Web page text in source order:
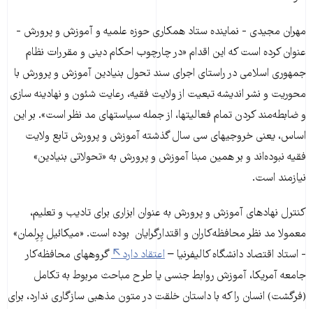
مهران مجیدی - نماینده ستاد همکاری حوزه علمیه و آموزش و پرورش -
عنوان کرده است که این اقدام «در چارچوب احکام دینی و مقررات نظام
جمهوری اسلامی در راستای اجرای سند تحول بنیادین آموزش و پرورش با
محوریت و نشر اندیشه تبعیت از ولایت فقیه، رعایت شئون و نهادینه سازی
و ضابطه‌مند کردن تمام فعالیت­ها، از جمله سیاست­های مد نظر است». بر این
اساس، یعنی خروجی­­های سی سال گذشته آموزش و پرورش تابع ولایت
فقیه نبوده‌اند و بر همین مبنا آموزش و پرورش به «تحولاتی بنیادین»
نیازمند است.
کنترل نهادهای آموزش و پرورش به عنوان ابزاری برای تادیب و تعلیم،
معمولا مد نظر محافظه‌کاران و اقتدارگرایان بوده است. «میکائیل پِرِلمان»
- استاد اقتصاد دانشگاه کالیفرنیا –اعتقاد دارد
گروه­های محافظه‌کار
جامعه آمریکا، آموزش روابط جنسی یا طرح مباحث مربوط به تکامل
(فرگشت) انسان را که با داستان‌ خلقت در متون مذهبی سازگاری ندارد، برای